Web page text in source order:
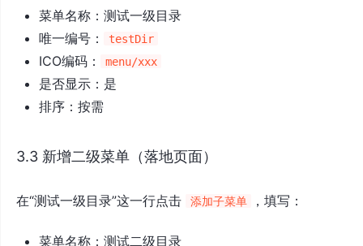
菜单名称：测试一级目录
唯一编号：
testDir
ICO编码： menu/xxx
是否显示：是
排序：按需
3.3 新增二级菜单（落地页面）
在“测试一级目录”这一行点击 添加子菜单 ，填写：
菜单名称：测试二级目录